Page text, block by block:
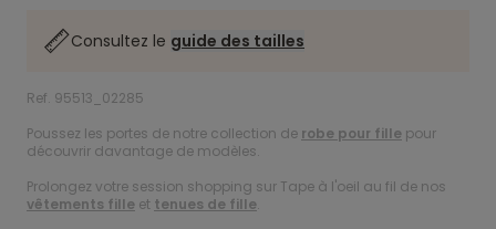
Consultez le guide des tailles
Ref. 95513_02285
Poussez les portes de notre collection de robe pour fille pour
découvrir davantage de modèles.
Prolongez votre session shopping sur Tape à l'oeil au fil de nos
vêtements fille et tenues de fille.